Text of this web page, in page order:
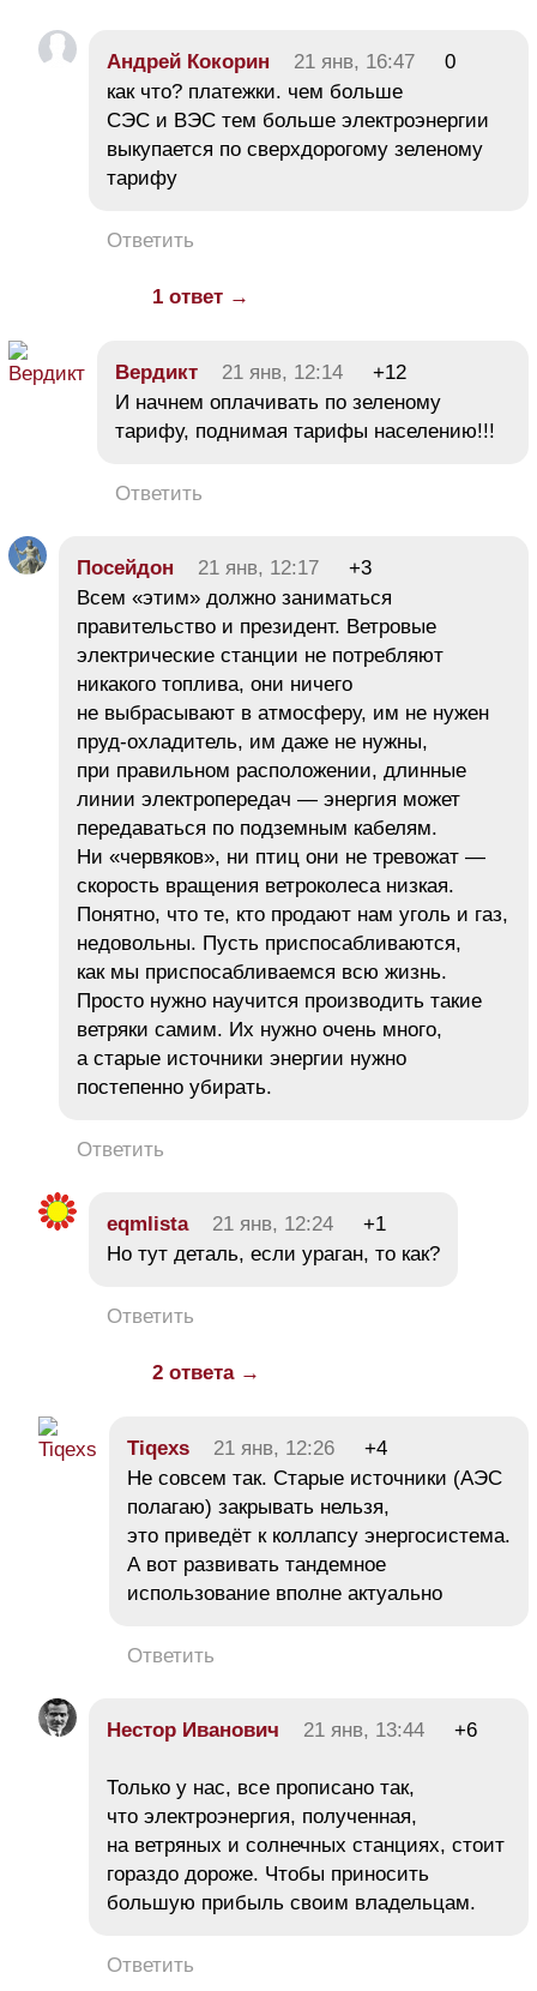
Андрей Кокорин 21 янв, 16:47
0
как что? платежки. чем больше
СЭС и ВЭС тем больше электроэнергии
выкупается по сверхдорогому зеленому
тарифу
Ответить
1 ответ →
Вердикт 21 янв, 12:14
+12
И начнем оплачивать по зеленому
тарифу, поднимая тарифы населению!!!
Ответить
Посейдон 21 янв, 12:17
+3
Всем «этим» должно заниматься
правительство и президент. Ветровые
электрические станции не потребляют
никакого топлива, они ничего
не выбрасывают в атмосферу, им не нужен
пруд-охладитель, им даже не нужны,
при правильном расположении, длинные
линии электропередач — энергия может
передаваться по подземным кабелям.
Ни «червяков», ни птиц они не тревожат —
скорость вращения ветроколеса низкая.
Понятно, что те, кто продают нам уголь и газ,
недовольны. Пусть приспосабливаются,
как мы приспосабливаемся всю жизнь.
Просто нужно научится производить такие
ветряки самим. Их нужно очень много,
а старые источники энергии нужно
постепенно убирать.
Ответить
eqmlista 21 янв, 12:24
+1
Но тут деталь, если ураган, то как?
Ответить
2 ответа →
Tiqeхs 21 янв, 12:26
+4
Не совсем так. Старые источники (АЭС
полагаю) закрывать нельзя,
это приведёт к коллапсу энергосистема.
А вот развивать тандемное
использование вполне актуально
Ответить
Нестор Иванович 21 янв, 13:44 +6
Только у нас, все прописано так,
что электроэнергия, полученная,
на ветряных и солнечных станциях, стоит
гораздо дороже. Чтобы приносить
большую прибыль своим владельцам.
Ответить